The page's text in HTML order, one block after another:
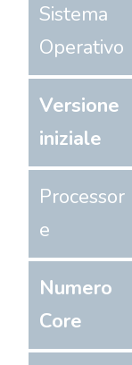
Sistema
Operativo
Versione
iniziale
Processor
e
Numero
Core